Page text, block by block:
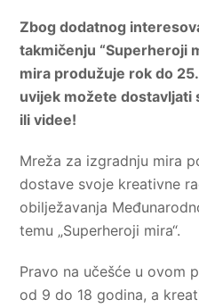
Zbog dodatnog
takmičenju “Superheroji
mira produžuje rok do
uvijek možete
ili videe!
Mreža za izgradnju mira
dostave svoje kreativne
obilježavanja
temu „Superheroji mira“.
Pravo na učešće u ovom
od 9 do 18 godina, a